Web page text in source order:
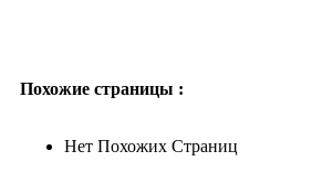
Похожие страницы :
Нет Похожих Страниц